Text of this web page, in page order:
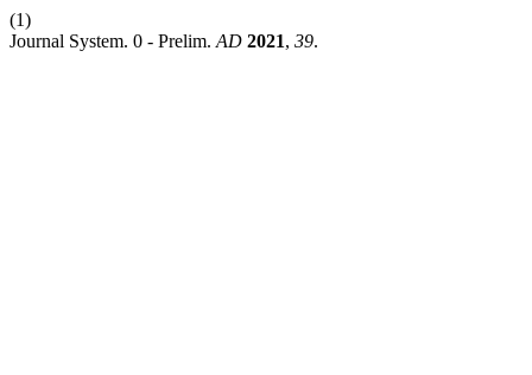
(1)
Journal System. 0 - Prelim. AD 2021, 39.